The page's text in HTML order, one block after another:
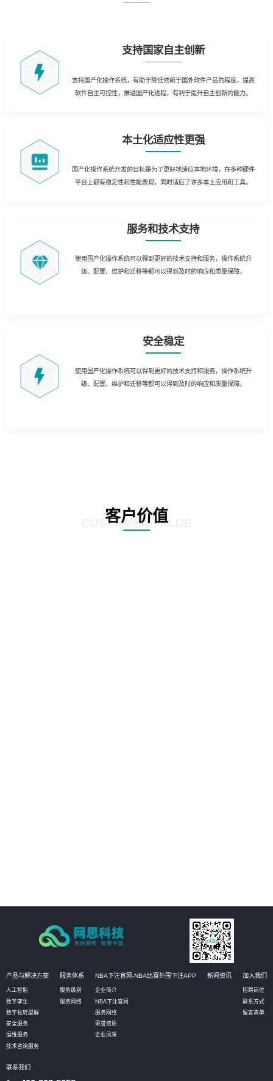
支持国家自主创新
支持国产化操作系统，有助于降低依赖于国外软件产品的程度，提高
软件自主可控性，推进国产化进程，有利于提升自主创新的能力。
本土化适应性更强
国产化操作系统开发的目标是为了更好地适应本地环境，在多种硬件
平台上都有稳定性和性能表现，同时适应了许多本土应用和工具。
服务和技术支持
使用国产化操作系统可以得到更好的技术支持和服务，操作系统升
级、配置、维护和迁移等都可以得到及时的响应和质量保障。
安全稳定
使用国产化操作系统可以得到更好的技术支持和服务，操作系统升
级、配置、维护和迁移等都可以得到及时的响应和质量保障。
客户价值
CUSTOMER VALUE
产品与解决方案
人工智能
数字孪生
数字化转型解
安全服务
运维服务
技术咨询服务
服务体系
服务级别
服务网络
NBA下注官网-NBA比赛外围下注APP
企业简介
NBA下注官网
服务网络
荣誉资质
企业风采
新闻资讯 加入我们
招聘岗位
联系方式
留言表单
联系我们